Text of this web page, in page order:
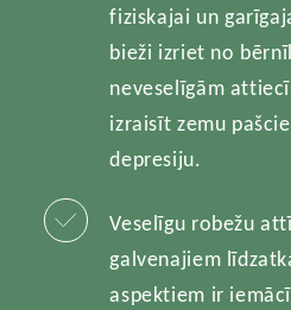
fiziskajai un
bieži izriet no
neveselīgām
izraisīt zemu
depresiju.
Veselīgu robežu
galvenajiem
aspektiem ir